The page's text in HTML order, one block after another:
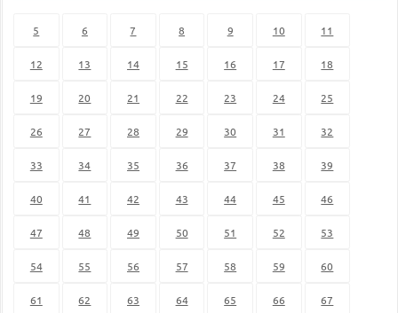
5 6 7 8 9 10 11
12 13 14 15 16 17 18
19 20 21 22 23 24 25
26 27 28 29 30 31 32
33 34 35 36 37 38 39
40 41 42 43 44 45 46
47 48 49 50 51 52 53
54 55 56 57 58 59 60
61 62 63 64 65 66 67